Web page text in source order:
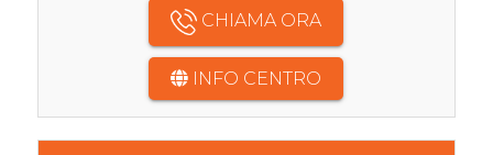
CHIAMA ORA
INFO CENTRO